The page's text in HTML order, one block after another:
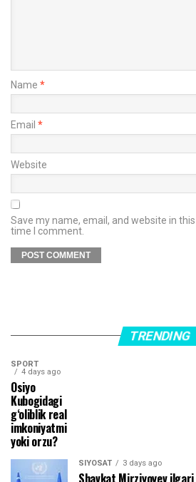
Name *
Email *
Website
Save my name, email, and website in
time I comment.
TRENDING
SPORT
4 days ago
Osiyo
Kubogidagi
g‘oliblik real
imkoniyatmi
yoki orzu?
SIYOSAT 3 days ago
Shavkat Mirziyoyev